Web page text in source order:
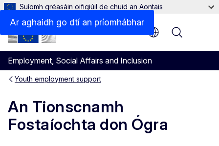
Ar aghaidh go dtí an príomhábhar
Suíomh gréasáin oifigiúil de chuid an Aontais
Employment, Social Affairs and Inclusion
Menu
Youth employment support
An Tionscnamh
Fostaíochta don Ógra